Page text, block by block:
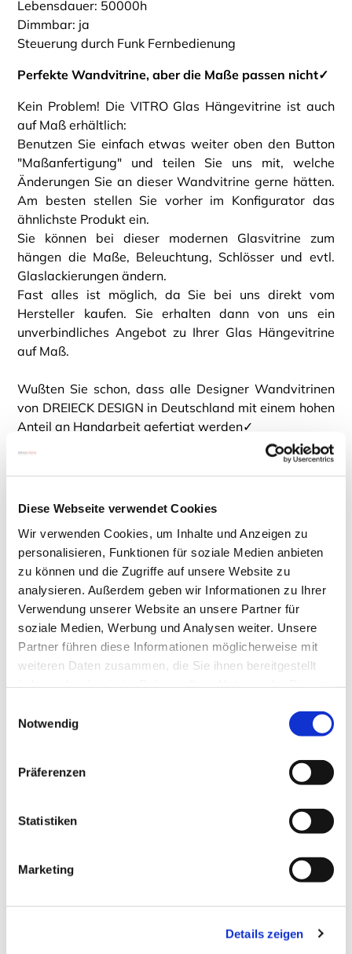
Diese Webseite verwendet Cookies
Wir verwenden Cookies, um Inhalte und Anzeigen zu
personalisieren, Funktionen für soziale Medien anbieten
zu können und die Zugriffe auf unsere Website zu
analysieren. Außerdem geben wir Informationen zu Ihrer
Verwendung unserer Website an unsere Partner für
soziale Medien, Werbung und Analysen weiter. Unsere
Partner führen diese Informationen möglicherweise mit
weiteren Daten zusammen, die Sie ihnen bereitgestellt
Notwendig
Präferenzen
Statistiken
Marketing
Details zeigen
Lebensdauer: 50000h
Dimmbar: ja
Steuerung durch Funk Fernbedienung
Perfekte Wandvitrine, aber die Maße passen nicht✓
Kein Problem! Die VITRO Glas Hängevitrine ist auch
auf Maß erhältlich:
Benutzen Sie einfach etwas weiter oben den Button
"Maßanfertigung" und teilen Sie uns mit, welche
Änderungen Sie an dieser Wandvitrine gerne hätten.
Am besten stellen Sie vorher im Konfigurator das
ähnlichste Produkt ein.
Sie können bei dieser modernen Glasvitrine zum
hängen die Maße, Beleuchtung, Schlösser und evtl.
Glaslackierungen ändern.
Fast alles ist möglich, da Sie bei uns direkt vom
Hersteller kaufen. Sie erhalten dann von uns ein
unverbindliches Angebot zu Ihrer Glas Hängevitrine
auf Maß.
Wußten Sie schon, dass alle Designer Wandvitrinen
von DREIECK DESIGN in Deutschland mit einem hohen
Anteil an Handarbeit gefertigt werden✓
Auch die Lieferung zu Ihnen nach Hause erfolgt
kostenfrei und Ihre persönliche Wandvitrine wird
aufgehangen (gilt für Deutschland, Österreich,
DREIECK DESIGN, Ihrem Hersteller für hochwertige
Glasvitrinen - made in Germany.
Wenn Sie unsere Hängevitrinen lieber live erleben
möchten, empfehlen wir Ihnen besonders den Besuch
bei einem unsererPREMIUMPARTNER- dort finden
Sie viele unserer Modelle in der Ausstellung und
werden persönlich bestens beraten.
90999-19) oder uns eine
mit Ihren Wünschen
und Fragen senden.
Fragen zur Konfiguration oder zum Produkt?
Unser Team berät Sie gerne persönlich, um die
perfekte Lösung für Ihr Zuhause zu finden.
+49 2242 90999-19 E-Mail schreiben